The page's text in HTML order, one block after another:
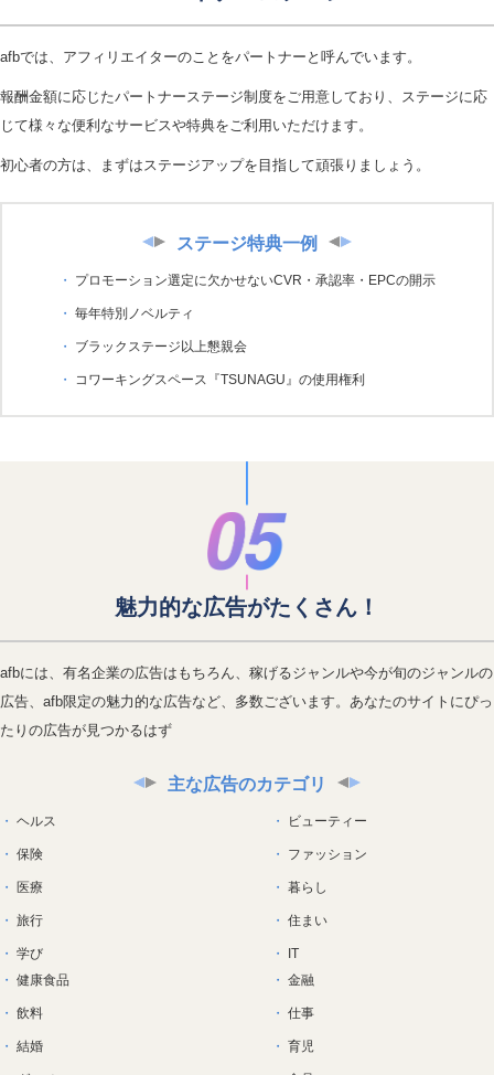
afbでは、アフィリエイターのことをパートナーと呼んでいます。
報酬金額に応じたパートナーステージ制度をご用意しており、ステージに応
じて様々な便利なサービスや特典をご利用いただけます。
初心者の方は、まずはステージアップを目指して頑張りましょう。
ステージ特典一例
プロモーション選定に欠かせないCVR・承認率・EPCの開示
毎年特別ノベルティ
ブラックステージ以上懇親会
コワーキングスペース『TSUNAGU』の使用権利
魅力的な広告がたくさん！
afbには、有名企業の広告はもちろん、稼げるジャンルや今が旬のジャンルの
広告、afb限定の魅力的な広告など、多数ございます。あなたのサイトにぴっ
たりの広告が見つかるはず
主な広告のカテゴリ
ヘルス
保険
医療
旅行
学び
ビューティー
ファッション
暮らし
住まい
IT
健康食品
飲料
結婚
金融
仕事
育児